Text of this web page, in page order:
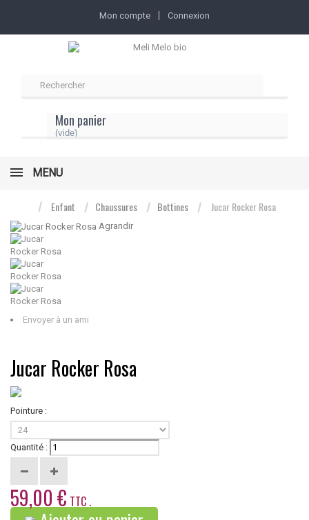
Mon compte Connexion
Mon panier
(vide)
MENU
Enfant Chaussures Bottines Jucar Rocker Rosa
Agrandir
Envoyer à un ami
Jucar Rocker Rosa
Pointure :
Quantité :
59,00 € TTC .